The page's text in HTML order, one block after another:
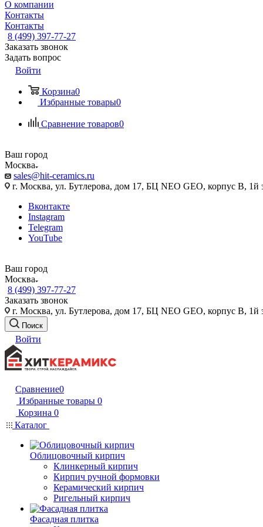
О компании
Контакты
Контакты
8 (499) 397-77-27
Заказать звонок
Задать вопрос
Войти
Корзина0
Избранные товары0
Сравнение товаров0
Ваш город
Москва
sales@hit-ceramics.ru
г. Москва, ул. Бутлерова, дом 17, БЦ NEO GEO, корпус В, 1й
Вконтакте
Instagram
Telegram
YouTube
Ваш город
Москва
8 (499) 397-77-27
Заказать звонок
г. Москва, ул. Бутлерова, дом 17, БЦ NEO GEO, корпус В, 1й
Поиск
Войти
Сравнение0
Избранные товары 0
Корзина 0
Каталог
Облицовочный кирпич
Клинкерный кирпич
Кирпич ручной формовки
Керамический кирпич
Ригельный кирпич
Фасадная плитка